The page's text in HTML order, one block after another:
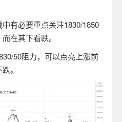
有必要重点关注1830/1850
在其下看跌。
50阻力，可以点亮上涨前
。